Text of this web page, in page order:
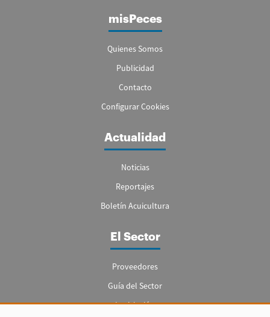
misPeces
Quienes Somos
Publicidad
Contacto
Configurar Cookies
Actualidad
Noticias
Reportajes
Boletín Acuicultura
El Sector
Proveedores
Guía del Sector
Legislación